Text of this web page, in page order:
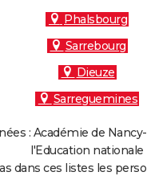
Phalsbourg
Sarrebourg
Dieuze
Sarreguemines
: Académie de
l'Education nationale
dans ces listes les